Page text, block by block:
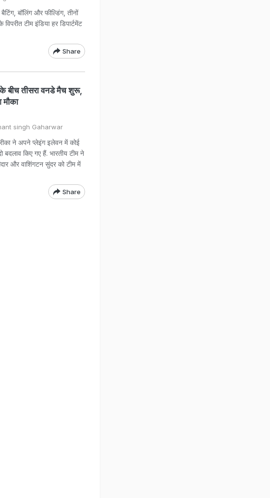
बॉलिंग और फील्डिंग, तीनों
टीम इंडिया हर डिपार्टमेंट
Share
बीच तीसरा वनडे मैच शुरू,
मौका
singh Gaharwar
ने अपने प्लेइंग इलेवन में कोई
बदलाव किए गए हैं. भारतीय टीम ने
और वाशिंगटन सुंदर को टीम में
Share